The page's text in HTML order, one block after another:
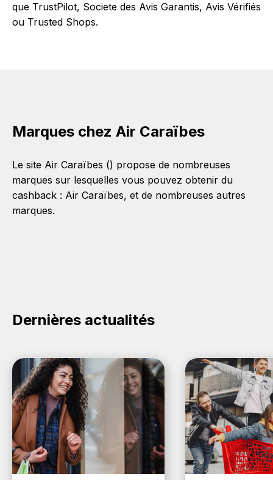
que TrustPilot, Societe des Avis Garantis, Avis Vérifiés
ou Trusted Shops.
Marques chez Air Caraïbes
Le site Air Caraïbes () propose de nombreuses
marques sur lesquelles vous pouvez obtenir du
cashback : Air Caraïbes, et de nombreuses autres
marques.
Dernières actualités